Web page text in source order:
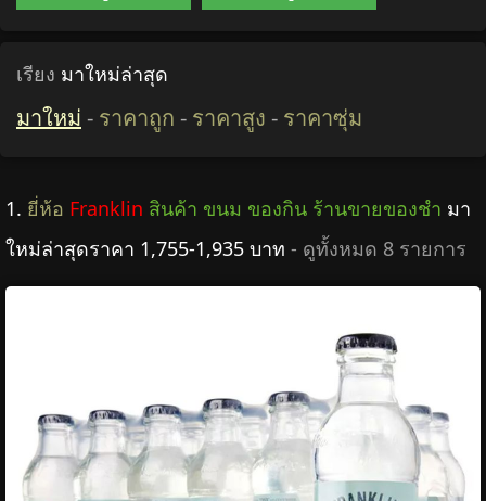
เรียง มาใหม่ล่าสุด
มาใหม่ - ราคาถูก - ราคาสูง - ราคาซุ่ม
1. ยี่ห้อ Franklin สินค้า ขนม ของกิน ร้านขายของชำ มา
ใหม่ล่าสุดราคา 1,755-1,935 บาท - ดูทั้งหมด 8 รายการ